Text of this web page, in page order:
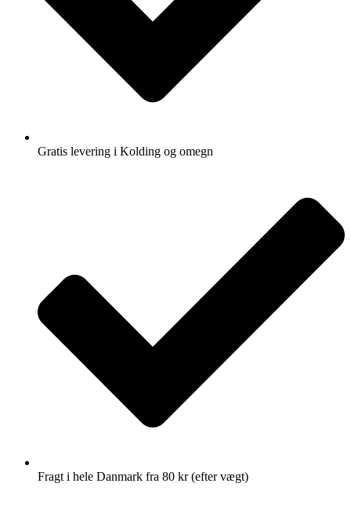
Gratis levering i Kolding og omegn
Fragt i hele Danmark fra 80 kr (efter vægt)